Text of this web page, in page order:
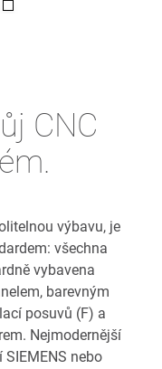
CNC
výbavu, je
všechna
vybavena
barevným
posuvů (F) a
Nejmodernější
nebo